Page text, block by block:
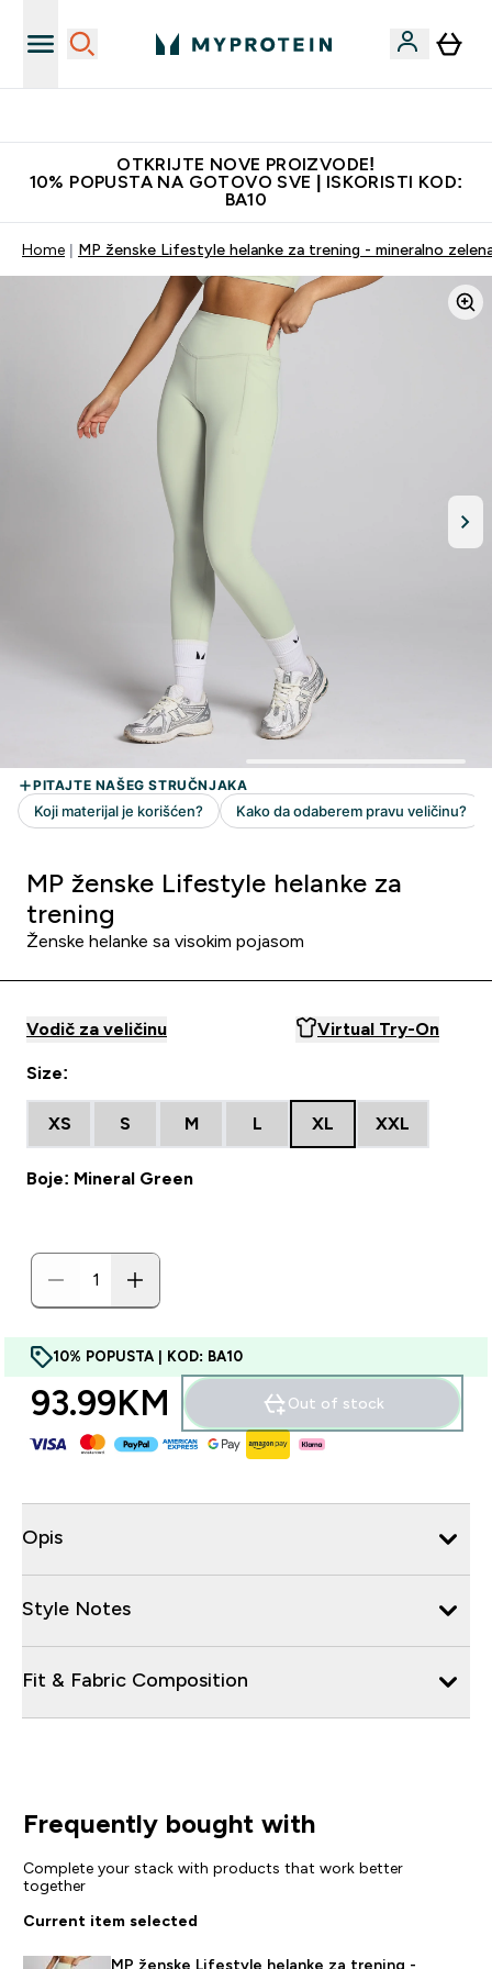
OTKRIJTE NOVE PROIZVODE!
10% POPUSTA NA GOTOVO SVE | ISKORISTI KOD:
BA10
Home MP ženske Lifestyle helanke za trening - mineralno
MP ženske Lifestyle helanke za
trening
Ženske helanke sa visokim pojasom
Vodič za veličinu Virtual Try-On
Size:
XS S M L XL XXL
Boje: Mineral Green
10% POPUSTA | KOD: BA10
93.99KM‎ Out of stock
Opis
Style Notes
Fit & Fabric Composition
Frequently bought with
Complete your stack with products that work better
together
Current item selected
MP ženske Lifestyle helanke za trening -